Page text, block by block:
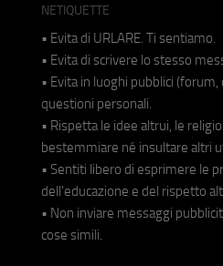
NETIQUETTE
• Evita di URLARE. Ti sentiamo.
• Evita di scrivere lo stesso
• Evita in luoghi pubblici
questioni personali.
• Rispetta le idee altrui, le
bestemmiare né insultare altri
• Sentiti libero di esprimere le
dell'educazione e del rispetto
• Non inviare messaggi
cose simili.